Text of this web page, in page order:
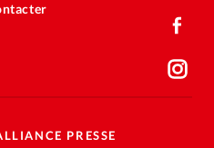
PRESSE